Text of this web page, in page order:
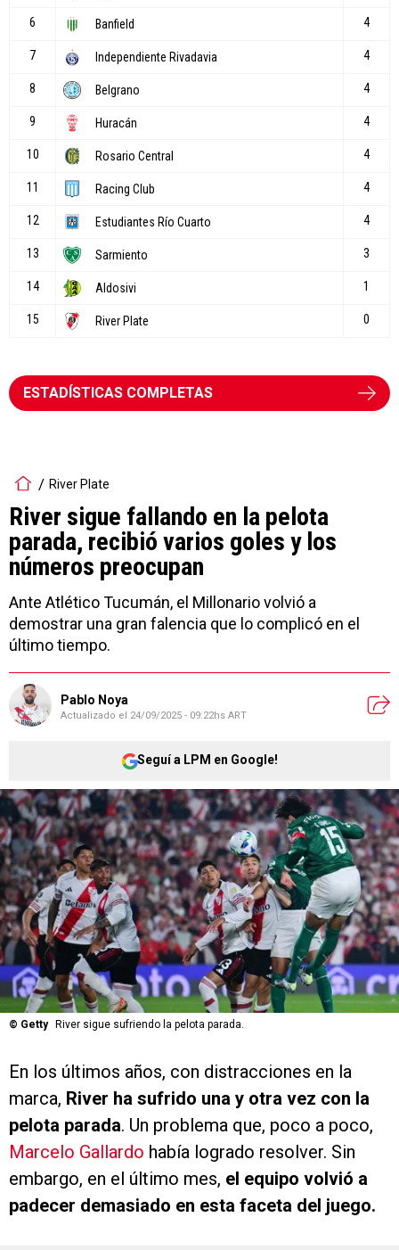
ESTADÍSTICAS COMPLETAS
River Plate
River sigue fallando en la pelota
parada, recibió varios goles y los
números preocupan
Ante Atlético Tucumán, el Millonario volvió a
demostrar una gran falencia que lo complicó en el
último tiempo.
Pablo Noya
Actualizado el 24/09/2025 - 09:22hs ART
Seguí a LPM en Google!
© Getty River sigue sufriendo la pelota parada.
En los últimos años, con distracciones en la
marca, River ha sufrido una y otra vez con la
pelota parada. Un problema que, poco a poco,
Marcelo Gallardo había logrado resolver. Sin
embargo, en el último mes, el equipo volvió a
padecer demasiado en esta faceta del juego.